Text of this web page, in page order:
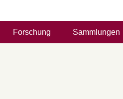
Forschung Sammlungen